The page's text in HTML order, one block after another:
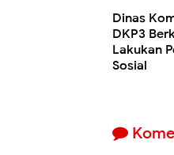
Dinas
DKP3
Lakukan
Sosial